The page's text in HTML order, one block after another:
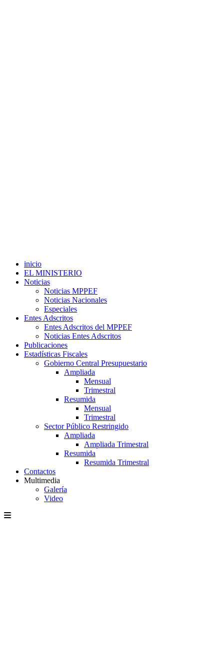
inicio
EL MINISTERIO
Noticias
Noticias MPPEF
Noticias Nacionales
Especiales
Entes Adscritos
Entes Adscritos del MPPEF
Noticias Entes Adscritos
Publicaciones
Estadísticas Fiscales
Gobierno Central Presupuestario
Ampliada
Mensual
Trimestral
Resumida
Mensual
Trimestral
Sector Público Restringido
Ampliada
Ampliada Trimestral
Resumida
Resumida Trimestral
Contactos
Multimedia
Galería
Video